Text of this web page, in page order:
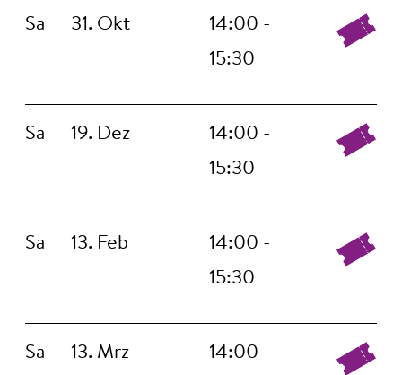
Sa 31. Okt
14:00 -
15:30
Sa 19. Dez
14:00 -
15:30
Sa 13. Feb
14:00 -
15:30
Sa 13. Mrz
14:00 -